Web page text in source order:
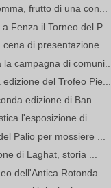
frutto di una con...
Fenza il Torneo del P...
di presentazione ...
campagna di comuni...
del Trofeo Pie...
edizione di Ban...
l'esposizione di ...
Palio per mossiere ...
di Laghat, storia ...
dell'Antica Rotonda